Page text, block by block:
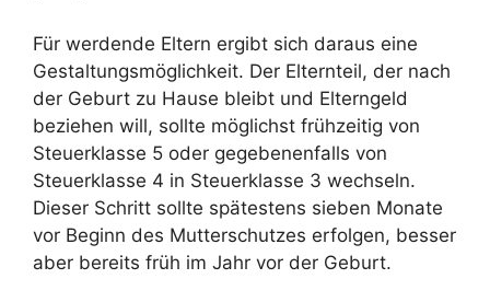
Für werdende Eltern ergibt sich daraus eine
Gestaltungsmöglichkeit. Der Elternteil, der nach
der Geburt zu Hause bleibt und Elterngeld
beziehen will, sollte möglichst frühzeitig von
Steuerklasse 5 oder gegebenenfalls von
Steuerklasse 4 in Steuerklasse 3 wechseln.
Dieser Schritt sollte spätestens sieben Monate
vor Beginn des Mutterschutzes erfolgen, besser
aber bereits früh im Jahr vor der Geburt.